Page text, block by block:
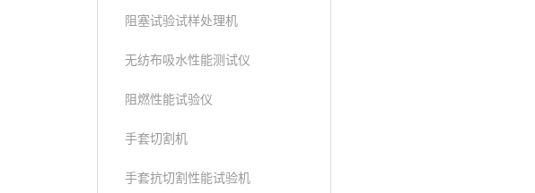
阻塞试验试样处理机
无纺布吸水性能测试仪
阻燃性能试验仪
手套切割机
手套抗切割性能试验机